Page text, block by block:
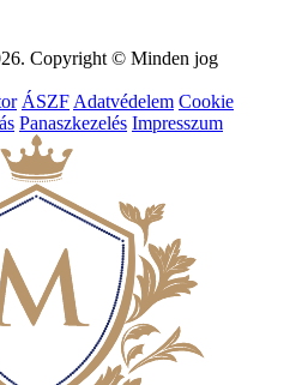
Copyright © Minden jog
ÁSZF Adatvédelem Cookie
Panaszkezelés Impresszum